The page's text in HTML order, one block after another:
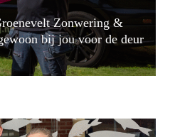
Zonwering &
bij jou voor de deur